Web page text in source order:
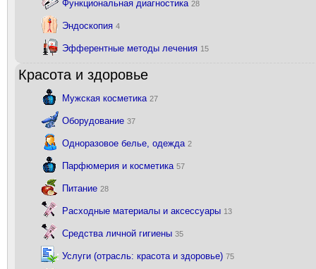
Функциональная диагностика 28
Эндоскопия 4
Эфферентные методы лечения 15
Красота и здоровье
Мужская косметика 27
Оборудование 37
Одноразовое белье, одежда 2
Парфюмерия и косметика 57
Питание 28
Расходные материалы и аксессуары 13
Средства личной гигиены 35
Услуги (отрасль: красота и здоровье) 75